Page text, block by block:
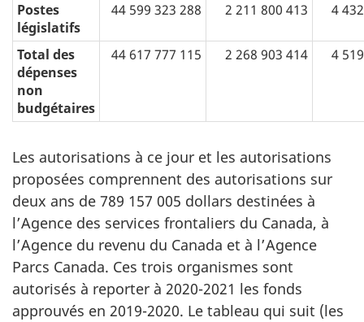
Postes
législatifs
44 599 323 288 2 211 800 413 4
Total des
dépenses
non
budgétaires
44 617 777 115 2 268 903 414 4
Les autorisations à ce jour et les autorisations
proposées comprennent des autorisations sur
deux ans de 789 157 005 dollars destinées à
l’Agence des services frontaliers du Canada, à
l’Agence du revenu du Canada et à l’Agence
Parcs Canada. Ces trois organismes sont
autorisés à reporter à 2020-2021 les fonds
approuvés en 2019-2020. Le tableau qui suit (les